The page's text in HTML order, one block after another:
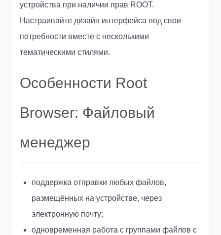
устройства при наличии прав ROOT.
Настраивайте дизайн интерфейса под свои
потребности вместе с несколькими
тематическими стилями.
Особенности Root
Browser: Файловый
менеджер
поддержка отправки любых файлов,
размещённых на устройстве, через
электронную почту;
одновременная работа с группами файлов с